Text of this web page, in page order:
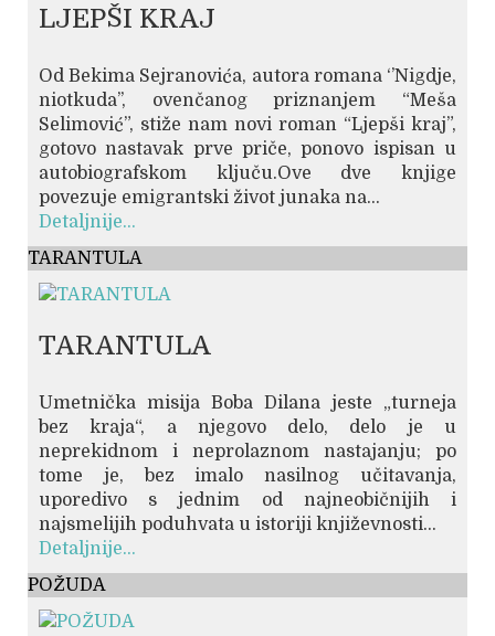
LJEPŠI KRAJ
Od Bekima Sejranovića, autora romana ‘’Nigdje,
niotkuda’’, ovenčanog priznanjem “Meša
Selimović”, stiže nam novi roman “Ljepši kraj”,
gotovo nastavak prve priče, ponovo ispisan u
autobiografskom ključu.Ove dve knjige
povezuje emigrantski život junaka na...
Detaljnije...
TARANTULA
TARANTULA
Umetnička misija Boba Dilana jeste „turneja
bez kraja“, a njegovo delo, delo je u
neprekidnom i neprolaznom nastajanju; po
tome je, bez imalo nasilnog učitavanja,
uporedivo s jednim od najneobičnijih i
najsmelijih poduhvata u istoriji književnosti...
Detaljnije...
POŽUDA